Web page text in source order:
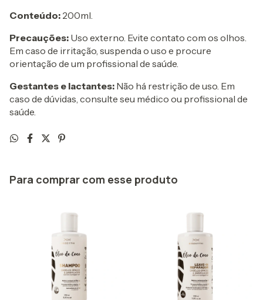
Conteúdo: 200ml.
Precauções: Uso externo. Evite contato com os olhos.
Em caso de irritação, suspenda o uso e procure
orientação de um profissional de saúde.
Gestantes e lactantes: Não há restrição de uso. Em
caso de dúvidas, consulte seu médico ou profissional de
saúde.
Para comprar com esse produto